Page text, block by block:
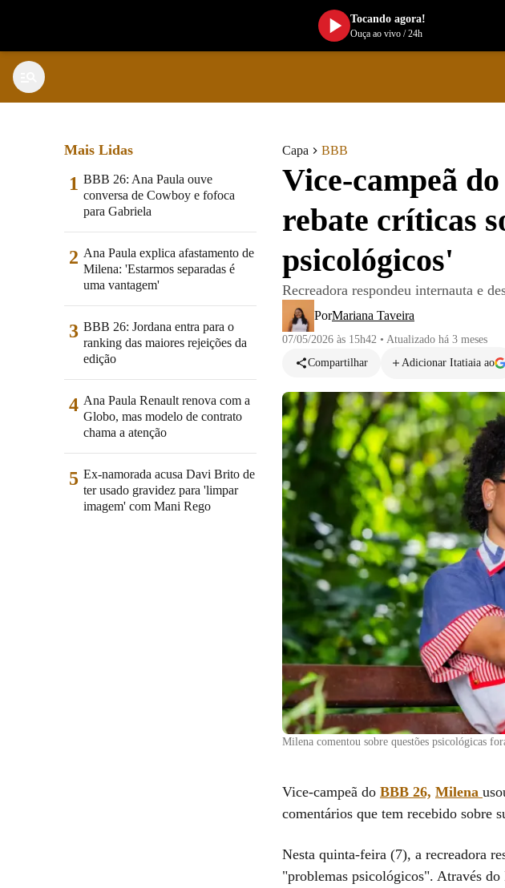
Capa BBB
Vice-campeã
rebate críticas
psicológicos'
Recreadora respondeu internauta e
PorMariana Taveira
07/05/2026 às 15h42 • Atualizado há 3 meses
Compartilhar
Adicionar Itatiaia ao
Milena comentou sobre questões psicológicas
Vice-campeã do BBB 26, Milena
comentários que tem recebido sobre
Nesta quinta-feira (7), a recreadora
"problemas psicológicos". Através do
Mais Lidas
1 BBB 26: Ana Paula ouve
conversa de Cowboy e fofoca
para Gabriela
2 Ana Paula explica afastamento de
Milena: 'Estarmos separadas é
uma vantagem'
3 BBB 26: Jordana entra para o
ranking das maiores rejeições da
edição
4 Ana Paula Renault renova com a
Globo, mas modelo de contrato
chama a atenção
5 Ex-namorada acusa Davi Brito de
ter usado gravidez para 'limpar
imagem' com Mani Rego
Tocando agora!
Ouça ao vivo/24h